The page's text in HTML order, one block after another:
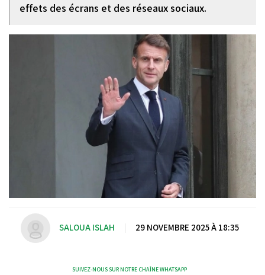
effets des écrans et des réseaux sociaux.
SALOUA ISLAH 29 NOVEMBRE 2025 À 18:35
SUIVEZ-NOUS SUR NOTRE CHAÎNE WHATSAPP